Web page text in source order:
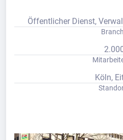
Öffentlicher Dienst,
Köln,